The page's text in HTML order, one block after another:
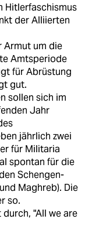
Hitlerfaschismus
der Alliierten
Armut um die
Amtsperiode
für Abrüstung
gut.
sollen sich im
Jahr
jährlich zwei
für Militaria
spontan für die
Schengen-
Maghreb). Die
so.
"All we are